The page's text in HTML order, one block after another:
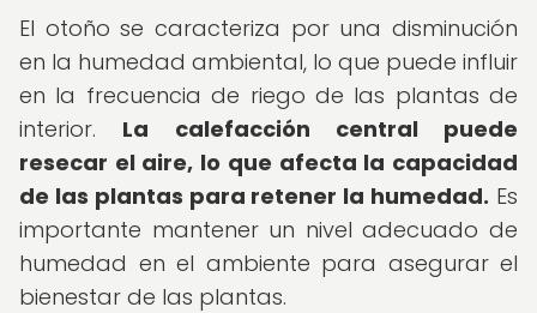
El otoño se caracteriza por una disminución
en la humedad ambiental, lo que puede influir
en la frecuencia de riego de las plantas de
interior. La calefacción central puede
resecar el aire, lo que afecta la capacidad
de las plantas para retener la humedad. Es
importante mantener un nivel adecuado de
humedad en el ambiente para asegurar el
bienestar de las plantas.